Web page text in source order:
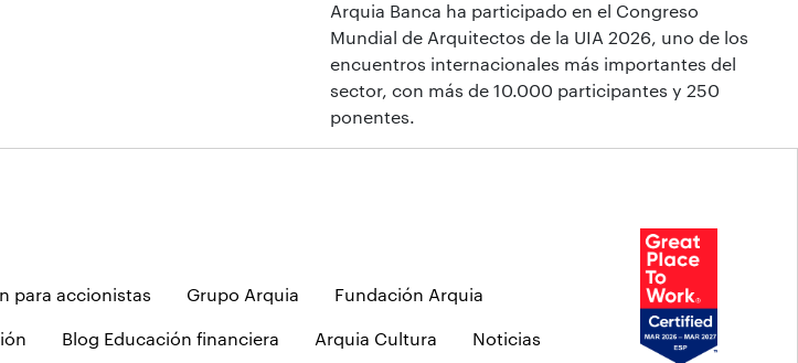
Arquia Banca ha participado en el Congreso
Mundial de Arquitectos de la UIA 2026, uno de los
encuentros internacionales más importantes del
sector, con más de 10.000 participantes y 250
ponentes.
para accionistas Grupo Arquia Fundación Arquia
Blog Educación financiera Arquia Cultura Noticias